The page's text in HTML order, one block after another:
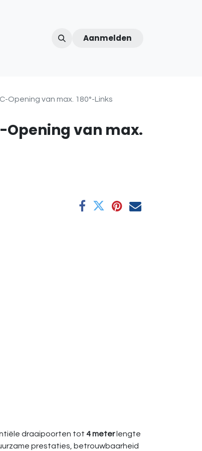
Over ons Afspraak
Aanmelden
Opening van max. 180°-Links
Opening van max.
draaipoorten tot 4 meterlengte
prestaties, betrouwbaarheid